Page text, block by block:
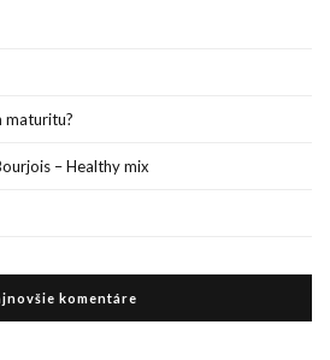
maturitu?
– Healthy mix
komentáre